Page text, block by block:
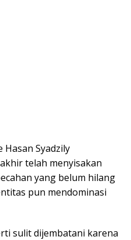
Hasan Syadzily
telah menyisakan
yang belum hilang
pun mendominasi
sulit dijembatani karena